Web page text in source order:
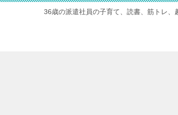
36歳の派遣社員の子育て、読書、筋トレ、